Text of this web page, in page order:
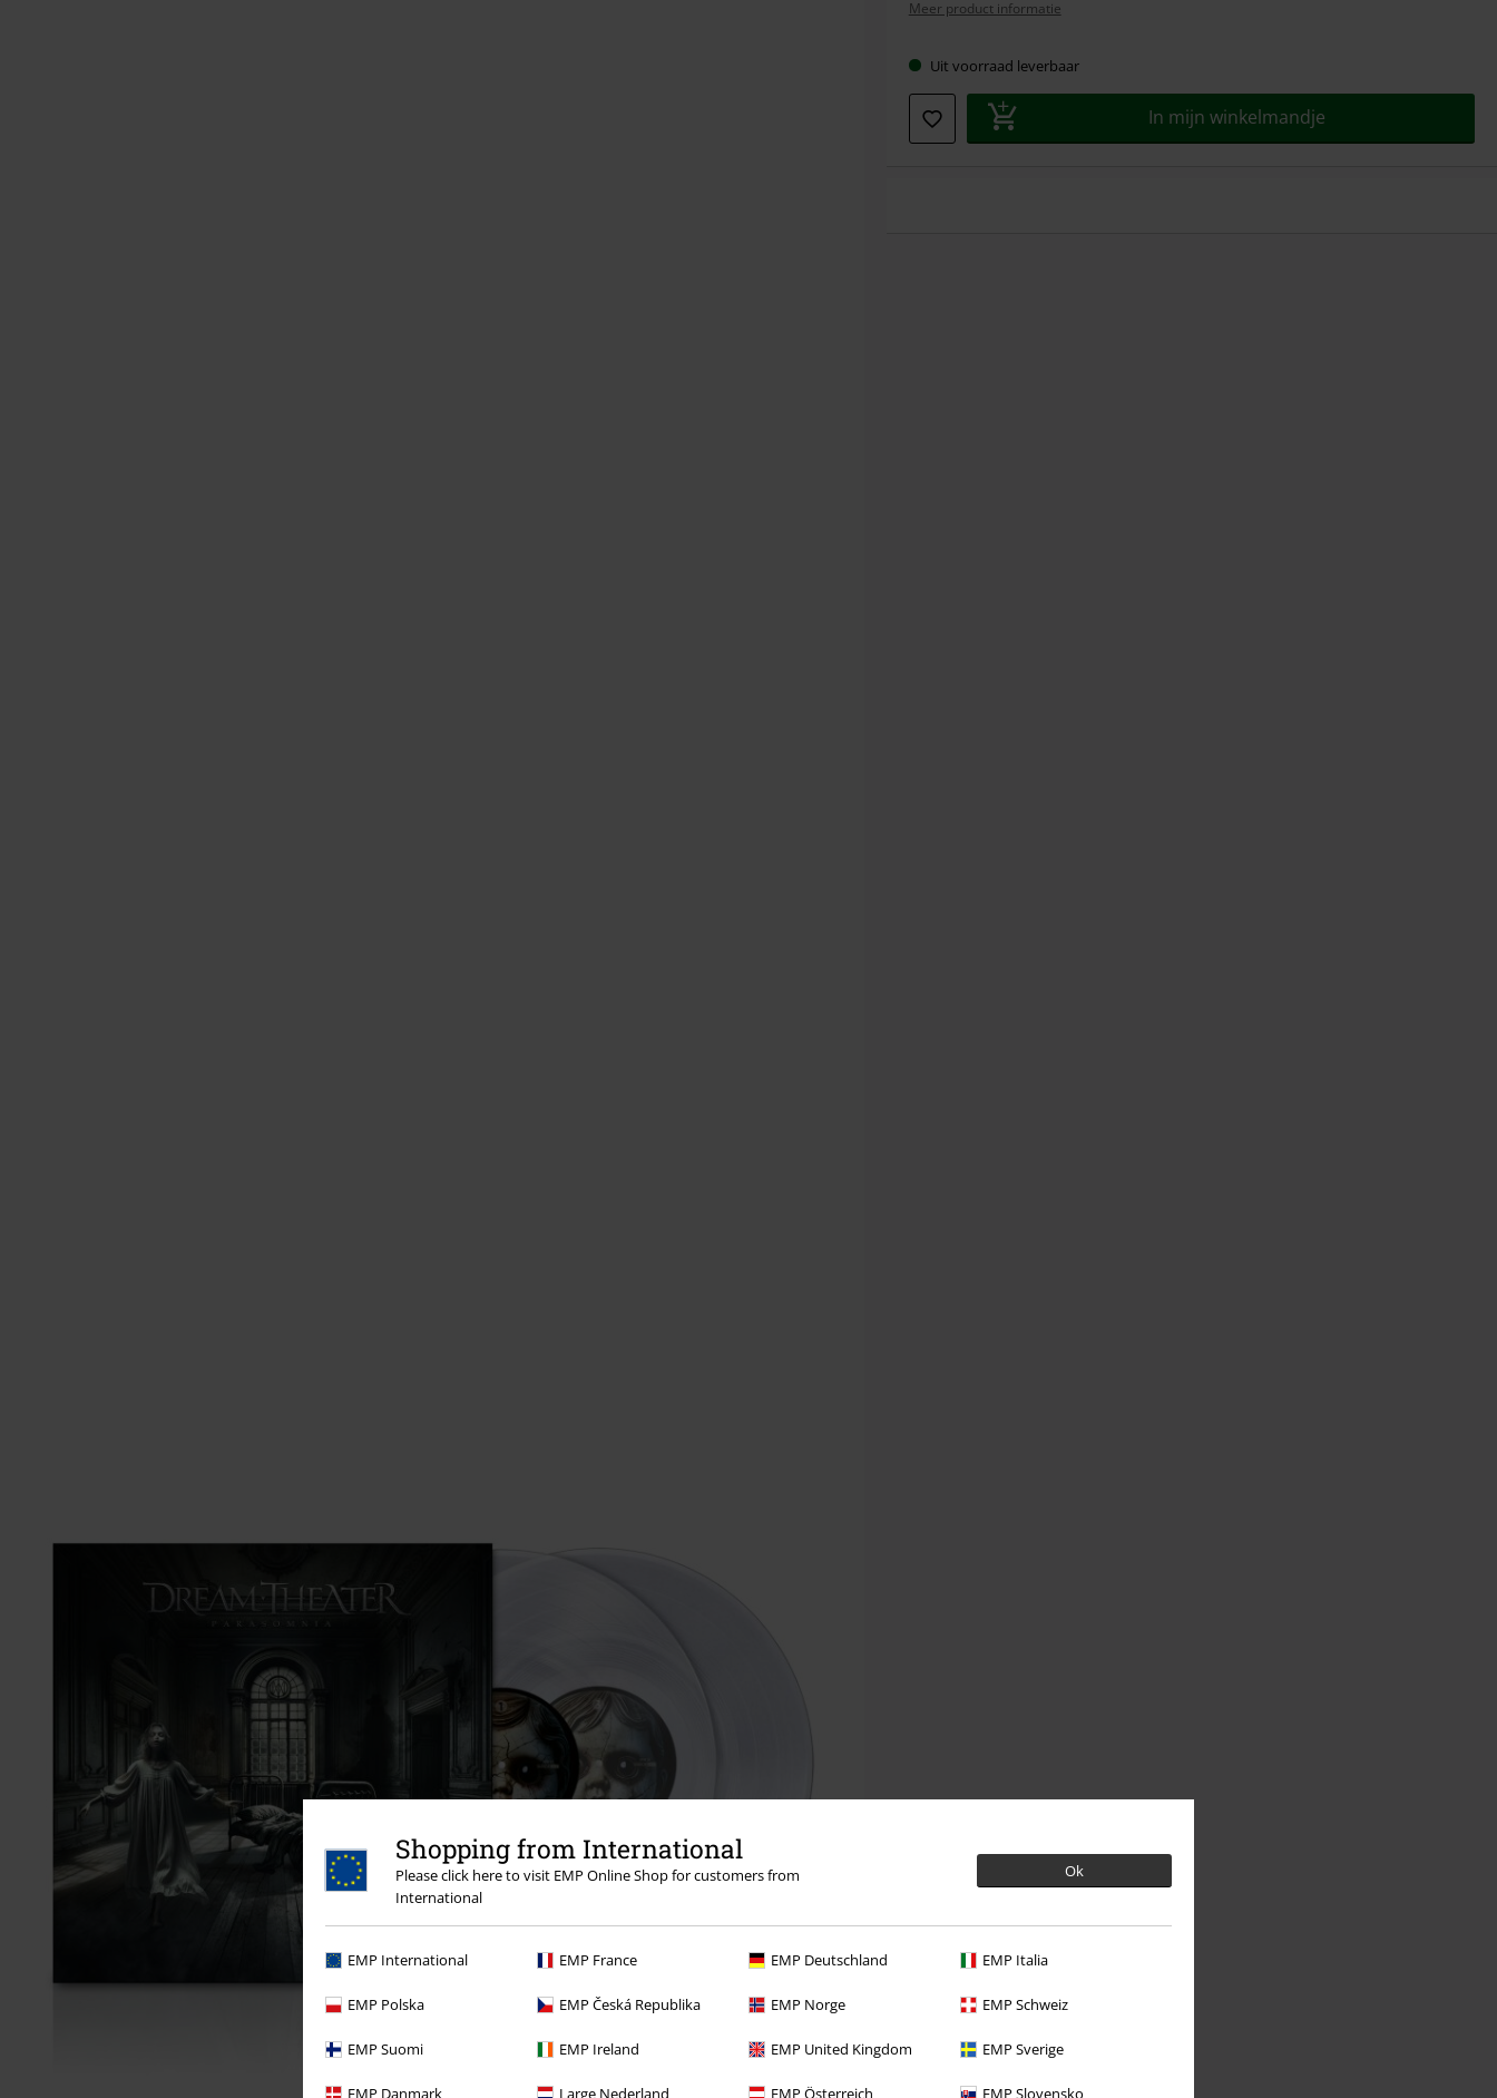
Shopping from International
Please click here to visit EMP Online Shop for customers from
International
Ok
EMP International EMP France EMP Deutschland EMP Italia
EMP Polska EMP Česká Republika EMP Norge EMP Schweiz
EMP Suomi EMP Ireland EMP United Kingdom EMP Sverige
EMP Danmark Large Nederland EMP Österreich EMP Slovensko
Meer product informatie
Uit voorraad leverbaar
In mijn winkelmandje